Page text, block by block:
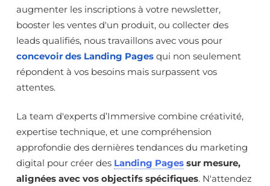
augmenter les inscriptions à votre newsletter,
booster les ventes d'un produit, ou collecter des
leads qualifiés, nous travaillons avec vous pour
concevoir des Landing Pages qui non seulement
répondent à vos besoins mais surpassent vos
attentes.
La team d'experts d’Immersive combine créativité,
expertise technique, et une compréhension
approfondie des dernières tendances du marketing
digital pour créer des Landing Pages sur mesure,
alignées avec vos objectifs spécifiques. N'attendez